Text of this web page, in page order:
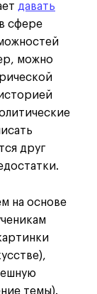
давать
сфере
можно
друг
на основе
темы).